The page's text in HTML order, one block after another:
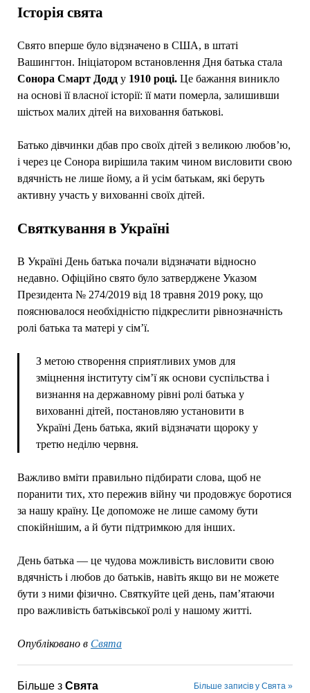
Історія свята
Свято вперше було відзначено в США, в штаті
Вашингтон. Ініціатором встановлення Дня батька стала
Сонора Смарт Додду 1910 році.Це бажання виникло
на основі її власної історії: її мати померла, залишивши
шістьох малих дітей на виховання батькові.
Батько дівчинки дбав про своїх дітей з великою любов’ю,
і через це Сонора вирішила таким чином висловити свою
вдячність не лише йому, а й усім батькам, які беруть
активну участь у вихованні своїх дітей.
Святкування в Україні
В Україні День батька почали відзначати відносно
недавно. Офіційно свято було затверджене Указом
Президента № 274/2019 від 18 травня 2019 року, що
пояснювалося необхідністю підкреслити рівнозначність
ролі батька та матері у сім’ї.
З метою створення сприятливих умов для
зміцнення інституту сім’ї як основи суспільства і
визнання на державному рівні ролі батька у
вихованні дітей, постановляю установити в
Україні День батька, який відзначати щороку у
третю неділю червня.
Важливо вміти правильно підбирати слова, щоб не
поранити тих, хто пережив війну чи продовжує боротися
за нашу країну. Це допоможе не лише самому бути
спокійнішим, а й бути підтримкою для інших.
День батька — це чудова можливість висловити свою
вдячність і любов до батьків, навіть якщо ви не можете
бути з ними фізично. Святкуйте цей день, пам’ятаючи
про важливість батьківської ролі у нашому житті.
Опубліковано в Свята
Більше з Свята Більше записів у Свята »